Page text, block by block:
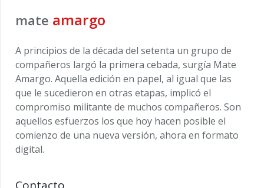
mate amargo
A principios de la década del setenta un grupo de
compañeros largó la primera cebada, surgía Mate
Amargo. Aquella edición en papel, al igual que las
que le sucedieron en otras etapas, implicó el
compromiso militante de muchos compañeros. Son
aquellos esfuerzos los que hoy hacen posible el
comienzo de una nueva versión, ahora en formato
digital.